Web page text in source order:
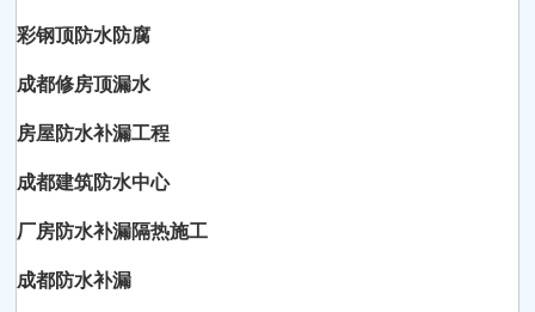
彩钢顶防水防腐
成都修房顶漏水
房屋防水补漏工程
成都建筑防水中心
厂房防水补漏隔热施工
成都防水补漏